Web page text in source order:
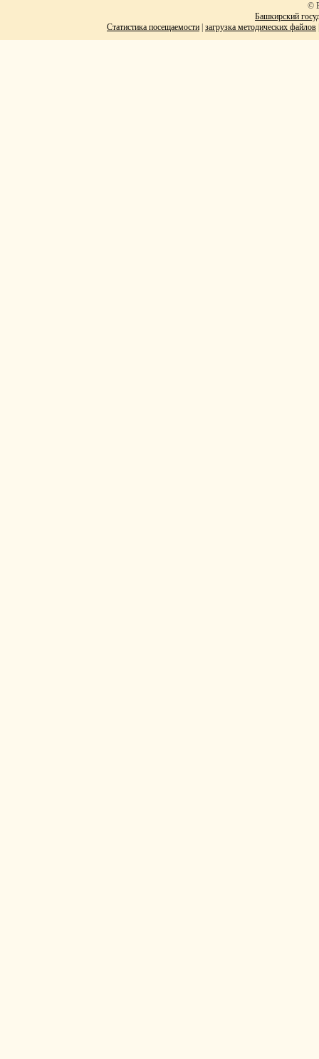
©
Башкирский
Статистика посещаемости загрузка методических файлов